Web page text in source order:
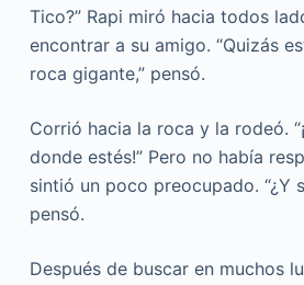
Tico?” Rapi miró hacia todos
encontrar a su amigo. “Quizás
roca gigante,” pensó.
Corrió hacia la roca y la rodeó.
donde estés!” Pero no había
sintió un poco preocupado. “¿Y
pensó.
Después de buscar en muchos